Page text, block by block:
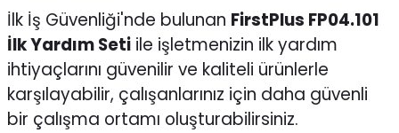
İlk İş Güvenliği'nde bulunan FirstPlus FP04.101
İlk Yardım Seti ile işletmenizin ilk yardım
ihtiyaçlarını güvenilir ve kaliteli ürünlerle
karşılayabilir, çalışanlarınız için daha güvenli
bir çalışma ortamı oluşturabilirsiniz.